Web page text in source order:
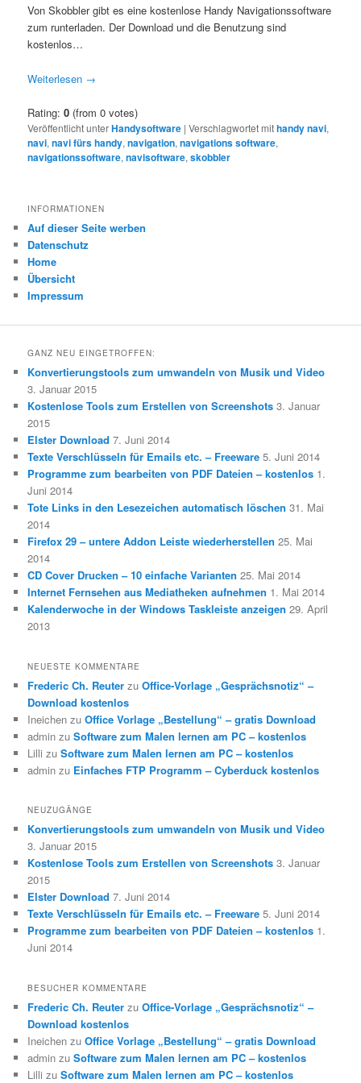
Von Skobbler gibt es eine kostenlose Handy Navigationssoftware
zum runterladen. Der Download und die Benutzung sind
kostenlos…
Weiterlesen →
Rating:0 (from 0 votes)
Veröffentlicht unterHandysoftware |Verschlagwortet mithandy navi,
navi,navi fürs handy,navigation,navigations software,
navigationssoftware,navisoftware,skobbler
INFORMATIONEN
Auf dieser Seite werben
Datenschutz
Home
Übersicht
Impressum
GANZ NEU EINGETROFFEN:
Konvertierungstools zum umwandeln von Musik und Video
3. Januar 2015
Kostenlose Tools zum Erstellen von Screenshots 3. Januar
2015
Elster Download 7. Juni 2014
Texte Verschlüsseln für Emails etc. – Freeware 5. Juni 2014
Programme zum bearbeiten von PDF Dateien – kostenlos 1.
Juni 2014
Tote Links in den Lesezeichen automatisch löschen 31. Mai
2014
Firefox 29 – untere Addon Leiste wiederherstellen 25. Mai
2014
CD Cover Drucken – 10 einfache Varianten 25. Mai 2014
Internet Fernsehen aus Mediatheken aufnehmen 1. Mai 2014
Kalenderwoche in der Windows Taskleiste anzeigen 29. April
2013
NEUESTE KOMMENTARE
Frederic Ch. Reuter zuOffice-Vorlage „Gesprächsnotiz“ –
Download kostenlos
Ineichen zuOffice Vorlage „Bestellung“ – gratis Download
admin zuSoftware zum Malen lernen am PC – kostenlos
Lilli zuSoftware zum Malen lernen am PC – kostenlos
admin zu Einfaches FTP Programm – Cyberduck kostenlos
NEUZUGÄNGE
Konvertierungstools zum umwandeln von Musik und Video
3. Januar 2015
Kostenlose Tools zum Erstellen von Screenshots 3. Januar
2015
Elster Download 7. Juni 2014
Texte Verschlüsseln für Emails etc. – Freeware 5. Juni 2014
Programme zum bearbeiten von PDF Dateien – kostenlos 1.
Juni 2014
BESUCHER KOMMENTARE
Frederic Ch. Reuter zuOffice-Vorlage „Gesprächsnotiz“ –
Download kostenlos
Ineichen zuOffice Vorlage „Bestellung“ – gratis Download
admin zuSoftware zum Malen lernen am PC – kostenlos
Lilli zuSoftware zum Malen lernen am PC – kostenlos